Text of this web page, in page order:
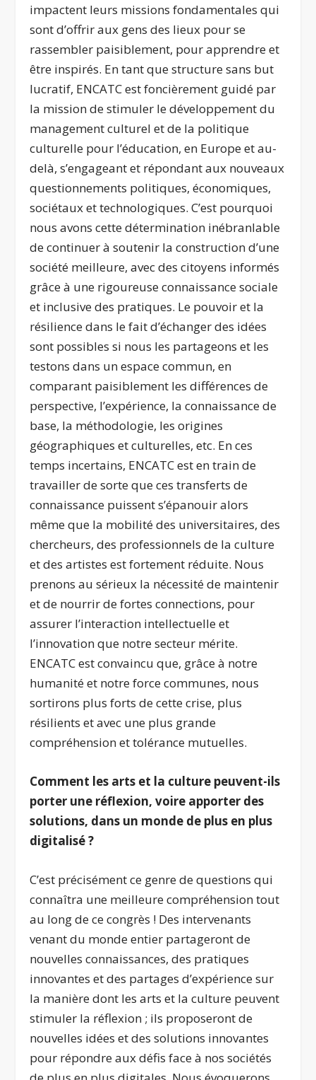
impactent leurs missions fondamentales qui
sont d’offrir aux gens des lieux pour se
rassembler paisiblement, pour apprendre et
être inspirés. En tant que structure sans but
lucratif, ENCATC est foncièrement guidé par
la mission de stimuler le développement du
management culturel et de la politique
culturelle pour l’éducation, en Europe et au-
delà, s’engageant et répondant aux nouveaux
questionnements politiques, économiques,
sociétaux et technologiques. C’est pourquoi
nous avons cette détermination inébranlable
de continuer à soutenir la construction d’une
société meilleure, avec des citoyens informés
grâce à une rigoureuse connaissance sociale
et inclusive des pratiques. Le pouvoir et la
résilience dans le fait d’échanger des idées
sont possibles si nous les partageons et les
testons dans un espace commun, en
comparant paisiblement les différences de
perspective, l’expérience, la connaissance de
base, la méthodologie, les origines
géographiques et culturelles, etc. En ces
temps incertains, ENCATC est en train de
travailler de sorte que ces transferts de
connaissance puissent s’épanouir alors
même que la mobilité des universitaires, des
chercheurs, des professionnels de la culture
et des artistes est fortement réduite. Nous
prenons au sérieux la nécessité de maintenir
et de nourrir de fortes connections, pour
assurer l’interaction intellectuelle et
l’innovation que notre secteur mérite.
ENCATC est convaincu que, grâce à notre
humanité et notre force communes, nous
sortirons plus forts de cette crise, plus
résilients et avec une plus grande
compréhension et tolérance mutuelles.
Comment les arts et la culture peuvent-ils
porter une réflexion, voire apporter des
solutions, dans un monde de plus en plus
digitalisé ?
C’est précisément ce genre de questions qui
connaîtra une meilleure compréhension tout
au long de ce congrès ! Des intervenants
venant du monde entier partageront de
nouvelles connaissances, des pratiques
innovantes et des partages d’expérience sur
la manière dont les arts et la culture peuvent
stimuler la réflexion ; ils proposeront de
nouvelles idées et des solutions innovantes
pour répondre aux défis face à nos sociétés